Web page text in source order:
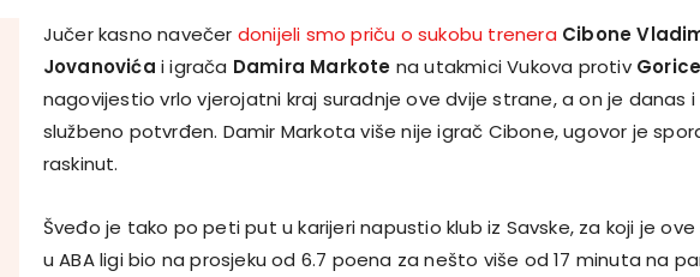
Jučer kasno navečer donijeli smo priču o sukobu trenera Cibone
Jovanovića i igrača Damira Markote na utakmici Vukova protiv
nagovijestio vrlo vjerojatni kraj suradnje ove dvije strane, a on je danas i
službeno potvrđen. Damir Markota više nije igrač Cibone, ugovor je
raskinut.
Šveđo je tako po peti put u karijeri napustio klub iz Savske, za koji je
u ABA ligi bio na prosjeku od 6.7 poena za nešto više od 17 minuta na